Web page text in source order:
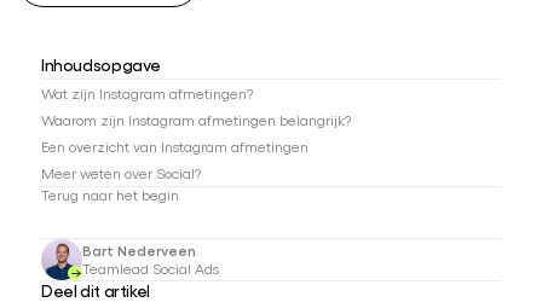
Inhoudsopgave
Wat zijn Instagram afmetingen?
Waarom zijn Instagram afmetingen belangrijk?
Een overzicht van Instagram afmetingen
Meer weten over Social?
Terug naar het begin
Bart Nederveen
Teamlead Social Ads
Deel dit artikel